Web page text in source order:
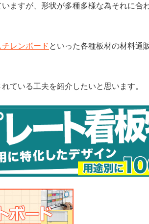
ますが、形状が多種多様な為それに合
チレンボード といった各種板材の材料通
ている工夫を紹介したいと思います。